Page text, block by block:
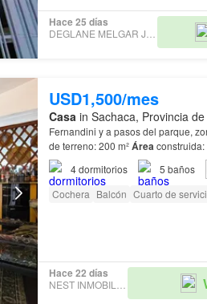
Hace 25 días
DEGLANE MELGAR JORGE LUIS
USD1,500/mes
Casa in Sachaca, Provincia
Fernandini y a pasos del parque,
de terreno: 200 m²Áreaconstruida: 100.78 m²
secundarias • 1 baño completo
4dormitorios 5 baños
Cochera Balcón Cuarto de
Hace 22 días
NEST INMOBILIARIAS